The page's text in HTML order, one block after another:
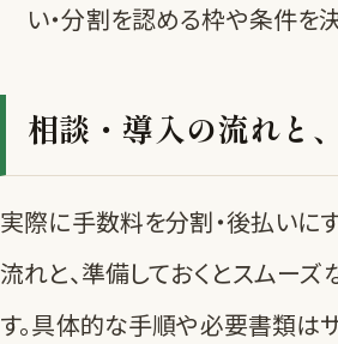
い・分割を認める枠や条件を
相談・導入の流れと
実際に手数料を分割・後払いに
流れと、準備しておくとスムー
す。具体的な手順や必要書類は